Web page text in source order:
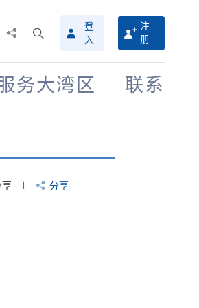
搜
寻
介
登
入
注
册
务大湾区 联系
享 分享